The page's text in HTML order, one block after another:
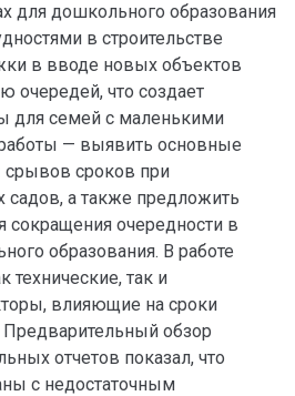
для дошкольного образования
в строительстве
в вводе новых объектов
очередей, что создает
для семей с маленькими
— выявить основные
срывов сроков при
садов, а также предложить
сокращения очередности в
образования. В работе
технические, так и
влияющие на сроки
обзор
отчетов показал, что
с недостаточным